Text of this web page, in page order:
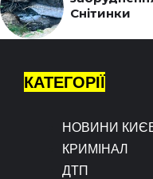
Снітинки
КАТЕГОРІЇ
НОВИНИ
КРИМІНАЛ
ДТП